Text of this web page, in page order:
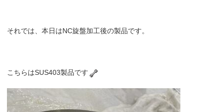
それでは、本日はNC旋盤加工後の製品です。
こちらはSUS403製品です